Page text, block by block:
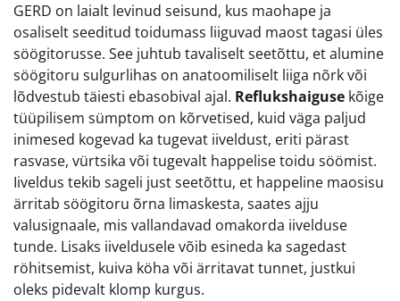
GERD on laialt levinud seisund, kus maohape ja
osaliselt seeditud toidumass liiguvad maost tagasi üles
söögitorusse. See juhtub tavaliselt seetõttu, et alumine
söögitoru sulgurlihas on anatoomiliselt liiga nõrk või
lõdvestub täiesti ebasobival ajal. Reflukshaiguse kõige
tüüpilisem sümptom on kõrvetised, kuid väga paljud
inimesed kogevad ka tugevat iiveldust, eriti pärast
rasvase, vürtsika või tugevalt happelise toidu söömist.
Iiveldus tekib sageli just seetõttu, et happeline maosisu
ärritab söögitoru õrna limaskesta, saates ajju
valusignaale, mis vallandavad omakorda iivelduse
tunde. Lisaks iiveldusele võib esineda ka sagedast
röhitsemist, kuiva köha või ärritavat tunnet, justkui
oleks pidevalt klomp kurgus.